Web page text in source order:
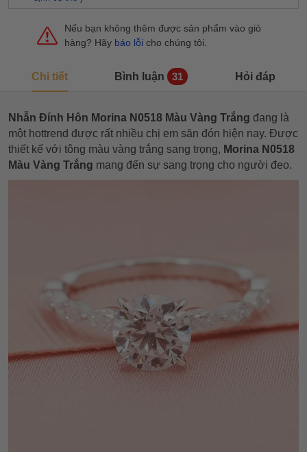
Nếu bạn không thêm được sản phẩm vào giỏ
hàng? Hãy báo lỗi cho chúng tôi.
Chi tiết Bình luận 31 Hỏi đáp
Nhẫn Đính Hôn Morina N0518 Màu Vàng Trắng đang là
một hottrend được rất nhiều chị em săn đón hiện nay. Được
thiết kế với tông màu vàng trắng sang trọng, Morina N0518
Màu Vàng Trắng mang đến sự sang trọng cho người đeo.